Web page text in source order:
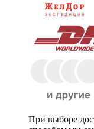
При выборе